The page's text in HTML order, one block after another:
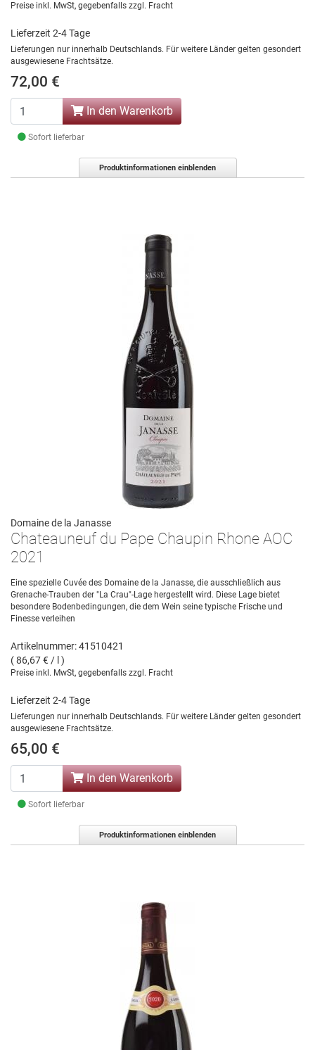
Preise inkl. MwSt, gegebenfalls zzgl. Fracht
Lieferzeit 2-4 Tage
Lieferungen nur innerhalb Deutschlands. Für weitere Länder gelten gesondert
ausgewiesene Frachtsätze.
72,00 €
In den Warenkorb
Sofort lieferbar
Produktinformationen einblenden
Domaine de la Janasse
Chateauneuf du Pape Chaupin Rhone AOC
2021
Eine spezielle Cuvée des Domaine de la Janasse, die ausschließlich aus
Grenache-Trauben der "La Crau"-Lage hergestellt wird. Diese Lage bietet
besondere Bodenbedingungen, die dem Wein seine typische Frische und
Finesse verleihen
Artikelnummer: 41510421
( 86,67 € / l )
Preise inkl. MwSt, gegebenfalls zzgl. Fracht
Lieferzeit 2-4 Tage
Lieferungen nur innerhalb Deutschlands. Für weitere Länder gelten gesondert
ausgewiesene Frachtsätze.
65,00 €
In den Warenkorb
Sofort lieferbar
Produktinformationen einblenden